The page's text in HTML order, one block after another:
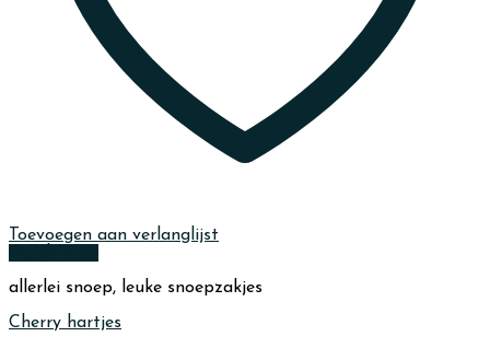
Toevoegen aan verlanglijst
allerlei snoep, leuke snoepzakjes
Cherry hartjes